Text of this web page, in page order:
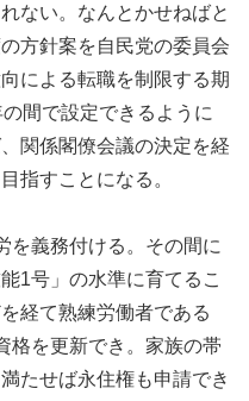
ない。なんとかせねばと
方針案を自民党の委員会
による転職を制限する期
間で設定できるように
関係閣僚会議の決定を経
指すことになる。
を義務付ける。その間に
1号」の水準に育てるこ
経て熟練労働者である
格を更新でき。家族の帯
たせば永住権も申請でき